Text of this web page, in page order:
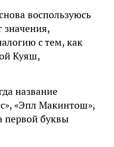
воспользуюсь
с тем, как
Куяш,
название
«Эпл Макинтош»,
первой буквы